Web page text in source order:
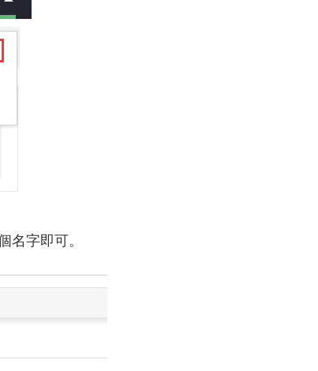
名字即可。